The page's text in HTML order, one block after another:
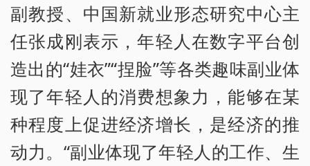
副教授、中国新就业形态研究中心主
任张成刚表示，年轻人在数字平台创
造出的“娃衣”“捏脸”等各类趣味副业体
现了年轻人的消费想象力，能够在某
种程度上促进经济增长，是经济的推
动力。“副业体现了年轻人的工作、生